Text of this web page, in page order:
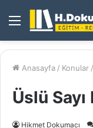
Menü
Anasayfa / Konular /
Üslü
Hikmet Dokumacı